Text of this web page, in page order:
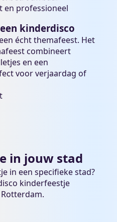
en professioneel
kinderdisco
écht themafeest. Het
combineert
en een
voor verjaardag of
in jouw stad
in een specifieke stad?
kinderfeestje
.